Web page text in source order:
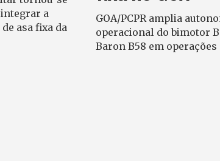
a
asa fixa da
GOA/PCPR amplia
operacional do bimotor
Baron B58 em